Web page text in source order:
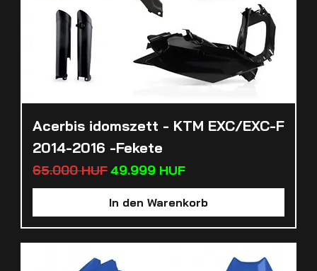
Acerbis idomszett - KTM EXC/EXC-F
2014-2016 -Fekete
Standardpreis
65.000 HUFSale-Preis
49.999 HUF
In den Warenkorb